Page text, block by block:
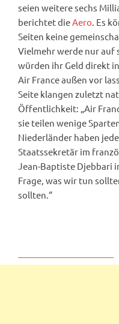
seien weitere sechs
berichtet dieAero. Es
Seiten keine
Vielmehr werde nur auf
würden ihr Geld direkt
Air France außen vor
Seite klangen zuletzt
Öffentlichkeit: „Air
sie teilen wenige
Niederländer haben
Staatssekretär im
Jean-Baptiste Djebbari
Frage, was wir tun
sollten.“